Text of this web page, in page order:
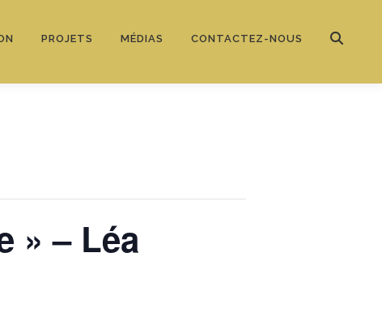
PROJETS MÉDIAS CONTACTEZ-NOUS
» – Léa